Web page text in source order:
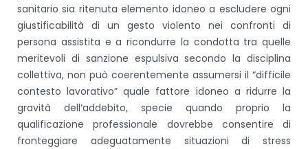
sanitario sia ritenuta elemento idoneo a escludere ogni
giustificabilità di un gesto violento nei confronti di
persona assistita e a ricondurre la condotta tra quelle
meritevoli di sanzione espulsiva secondo la disciplina
collettiva, non può coerentemente assumersi il “difficile
contesto lavorativo” quale fattore idoneo a ridurre la
gravità dell’addebito, specie quando proprio la
qualificazione professionale dovrebbe consentire di
fronteggiare adeguatamente situazioni di stress